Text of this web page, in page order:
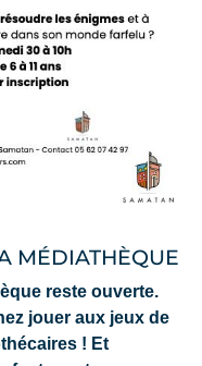
MÉDIATHÈQUE
reste ouverte.
jouer aux jeux de
! Et